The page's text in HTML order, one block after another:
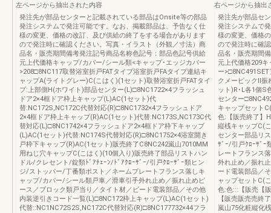
左ページから抽出された内容
発注先が部品センターと記載されている部品はOnsite等の部品
発注システムで発注可能です。なお、掲載部品は、予告なく仕
様の変更、価格の改訂、及び供給の終了をする場合があります
ので発注時に確認ください。写真・イラスト（外観／寸法）商
品名・販売期間備考発注記号商品名称色記号：部品色記号供給
元上代価格キャップ/カバー/シール類<キャップ･エッジカバー
>208□8NC117取替浴室折戸FATタイプ浴室折戸FAタイプ連結キ
ャップA(ライトグレー)C(こはく)(1セット)取替浴室折戸FATタイ
プ:上部側H(ホワイト)部品センター(L)□8NC1722×4フラッシュ
ドア2×4框ドア枠上キャップ(L)AC(1セット)代
替:NC172S,NC172C代替対応(R)□8NC1732×4フラッシュドア
2×4框ドア枠上キャップ(R)AC(1セット)代替:NC173S,NC173C代
替対応(L)□8NC1742×4フラッシュドア2×4框ドア枠下キャップ
(L)AC(1セット)代替:NC174S代替対応(R)□8NC1752×4浴室開き
戸枠下キャップ(R)AC(1セット)販売終了C8NC242嵐山7010MM
用ねじ穴キャップC(こはく)(10個入り)販売終了部品リストハン
ドル/クレセント/錠類ﾄﾞｱﾁｪｰﾝ/ﾄﾞｱｸﾛｰｻﾞｰ/引戸ｸﾛｰｻﾞｰ類ヒン
ジ/ストッパー/丁番類ポスト／ネームプレートフランス落しキ
ャップ/カバー/シール類戸車／滑車引手外れ止め／振れ止めピ
ース／ブロック類戸当り／タイト材／ビード電装部品／その他
内装逆引きコード一覧(L)□8NC172枠上キャップ(L)AC(1セット)
代替::NC1NC72S2S,NC172C代替対応(R)□8NC177732×44フラ
右ページから抽出
発注先が部品セ
発注システムで
様の変更、価格
ので発注時に確
品名・販売期間
元上代価格209
ー
クメービックⅡ振
ット)R･L各1個S
センター
キャップセット
色:【販売終了】
縦桟キャップC(
センター部品リ
ｻﾞｰ/引戸ｸﾛｰｻﾞｰ
レートフランス
外れ止め／振れ
ード電装部品／
ャップセットC(
色:色:::【販売【
【販売販売売終
嵐山75化粧縦化